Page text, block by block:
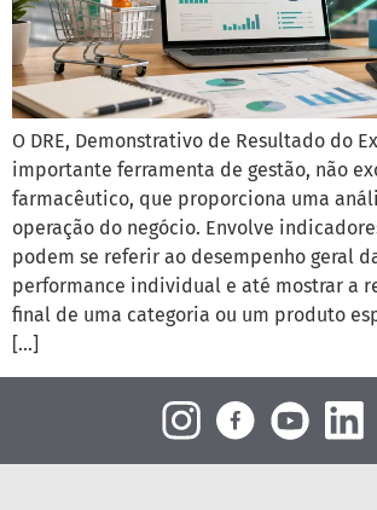
O DRE, Demonstrativo de Resultado do
importante ferramenta de gestão, não
farmacêutico, que proporciona uma
operação do negócio. Envolve
podem se referir ao desempenho geral
performance individual e até mostrar a
final de uma categoria ou um produto
[…]